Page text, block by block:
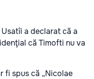
a declarat că a
că Timofti nu va
fi spus că „Nicolae